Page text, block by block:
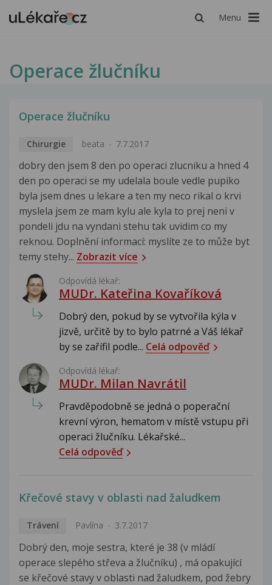
Menu
Operace žlučníku
Operace žlučníku
Chirurgie beata 7.7.2017
dobry den jsem 8 den po operaci zlucniku a hned 4
den po operaci se my udelala boule vedle pupiko
byla jsem dnes u lekare a ten my neco rikal o krvi
myslela jsem ze mam kylu ale kyla to prej neni v
pondeli jdu na vyndani stehu tak uvidim co my
reknou. Doplnění informací: myslíte ze to může byt
temy stehy... Zobrazit více
Odpovídá lékař:
MUDr. Kateřina Kovaříková
Dobrý den, pokud by se vytvořila kýla v
jizvě, určitě by to bylo patrné a Váš lékař
by se zařífil podle... Celá odpověď
Odpovídá lékař:
MUDr. Milan Navrátil
Pravděpodobně se jedná o poperační
krevní výron, hematom v místě vstupu při
operaci žlučníku. Lékařské...
Celá odpověď
Křečové stavy v oblasti nad žaludkem
Trávení Pavlína 3.7.2017
Dobrý den, moje sestra, které je 38 (v mládí
operace slepého střeva a žlučníku) , má opakující
se křečové stavy v oblasti nad žaludkem, pod žebry